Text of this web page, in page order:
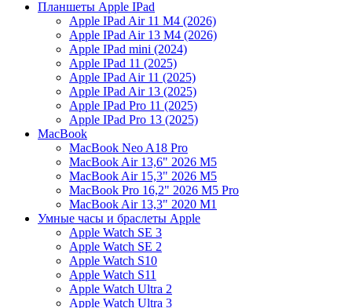
Планшеты Apple IPad
Apple IPad Air 11 М4 (2026)
Apple IPad Air 13 М4 (2026)
Apple IPad mini (2024)
Apple IPad 11 (2025)
Apple IPad Air 11 (2025)
Apple IPad Air 13 (2025)
Apple IPad Pro 11 (2025)
Apple IPad Pro 13 (2025)
MacBook
MacBook Neo A18 Pro
MacBook Air 13,6" 2026 M5
MacBook Air 15,3" 2026 M5
MacBook Pro 16,2" 2026 M5 Pro
MacBook Air 13,3" 2020 M1
Умные часы и браслеты Apple
Apple Watch SE 3
Apple Watch SE 2
Apple Watch S10
Apple Watch S11
Apple Watch Ultra 2
Apple Watch Ultra 3